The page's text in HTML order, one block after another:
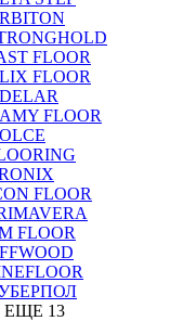
FLOOR
FLOOR
FLOOR
FLOOR
FLOOR
ЕЩЕ 13